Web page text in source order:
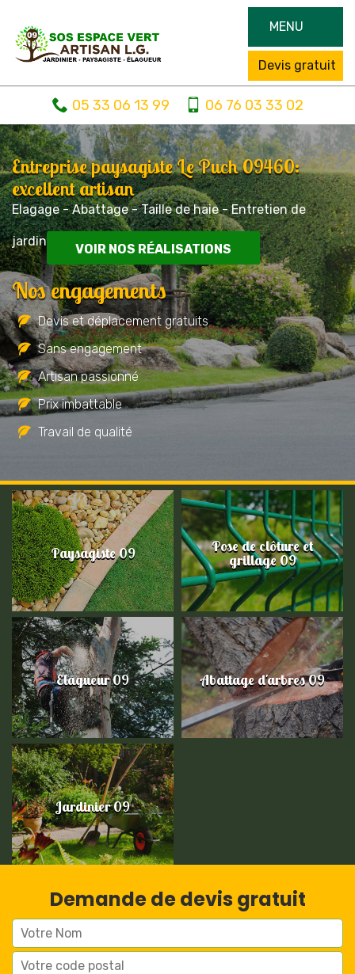
MENU
Devis gratuit
05 33 06 13 99 06 76 03 33 02
Entreprise paysagiste Le Puch 09460:
excellent artisan
Elagage - Abattage - Taille de haie - Entretien de
jardin
VOIR NOS RÉALISATIONS
Nos engagements
Devis et déplacement gratuits
Sans engagement
Artisan passionné
Prix imbattable
Travail de qualité
Paysagiste 09 Pose de clôture et
grillage 09
Elagueur 09 Abattage d'arbres 09
Jardinier 09
Demande de devis gratuit